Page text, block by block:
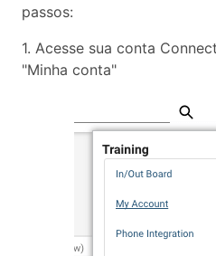
passos:
1. Acesse sua conta
"Minha conta"